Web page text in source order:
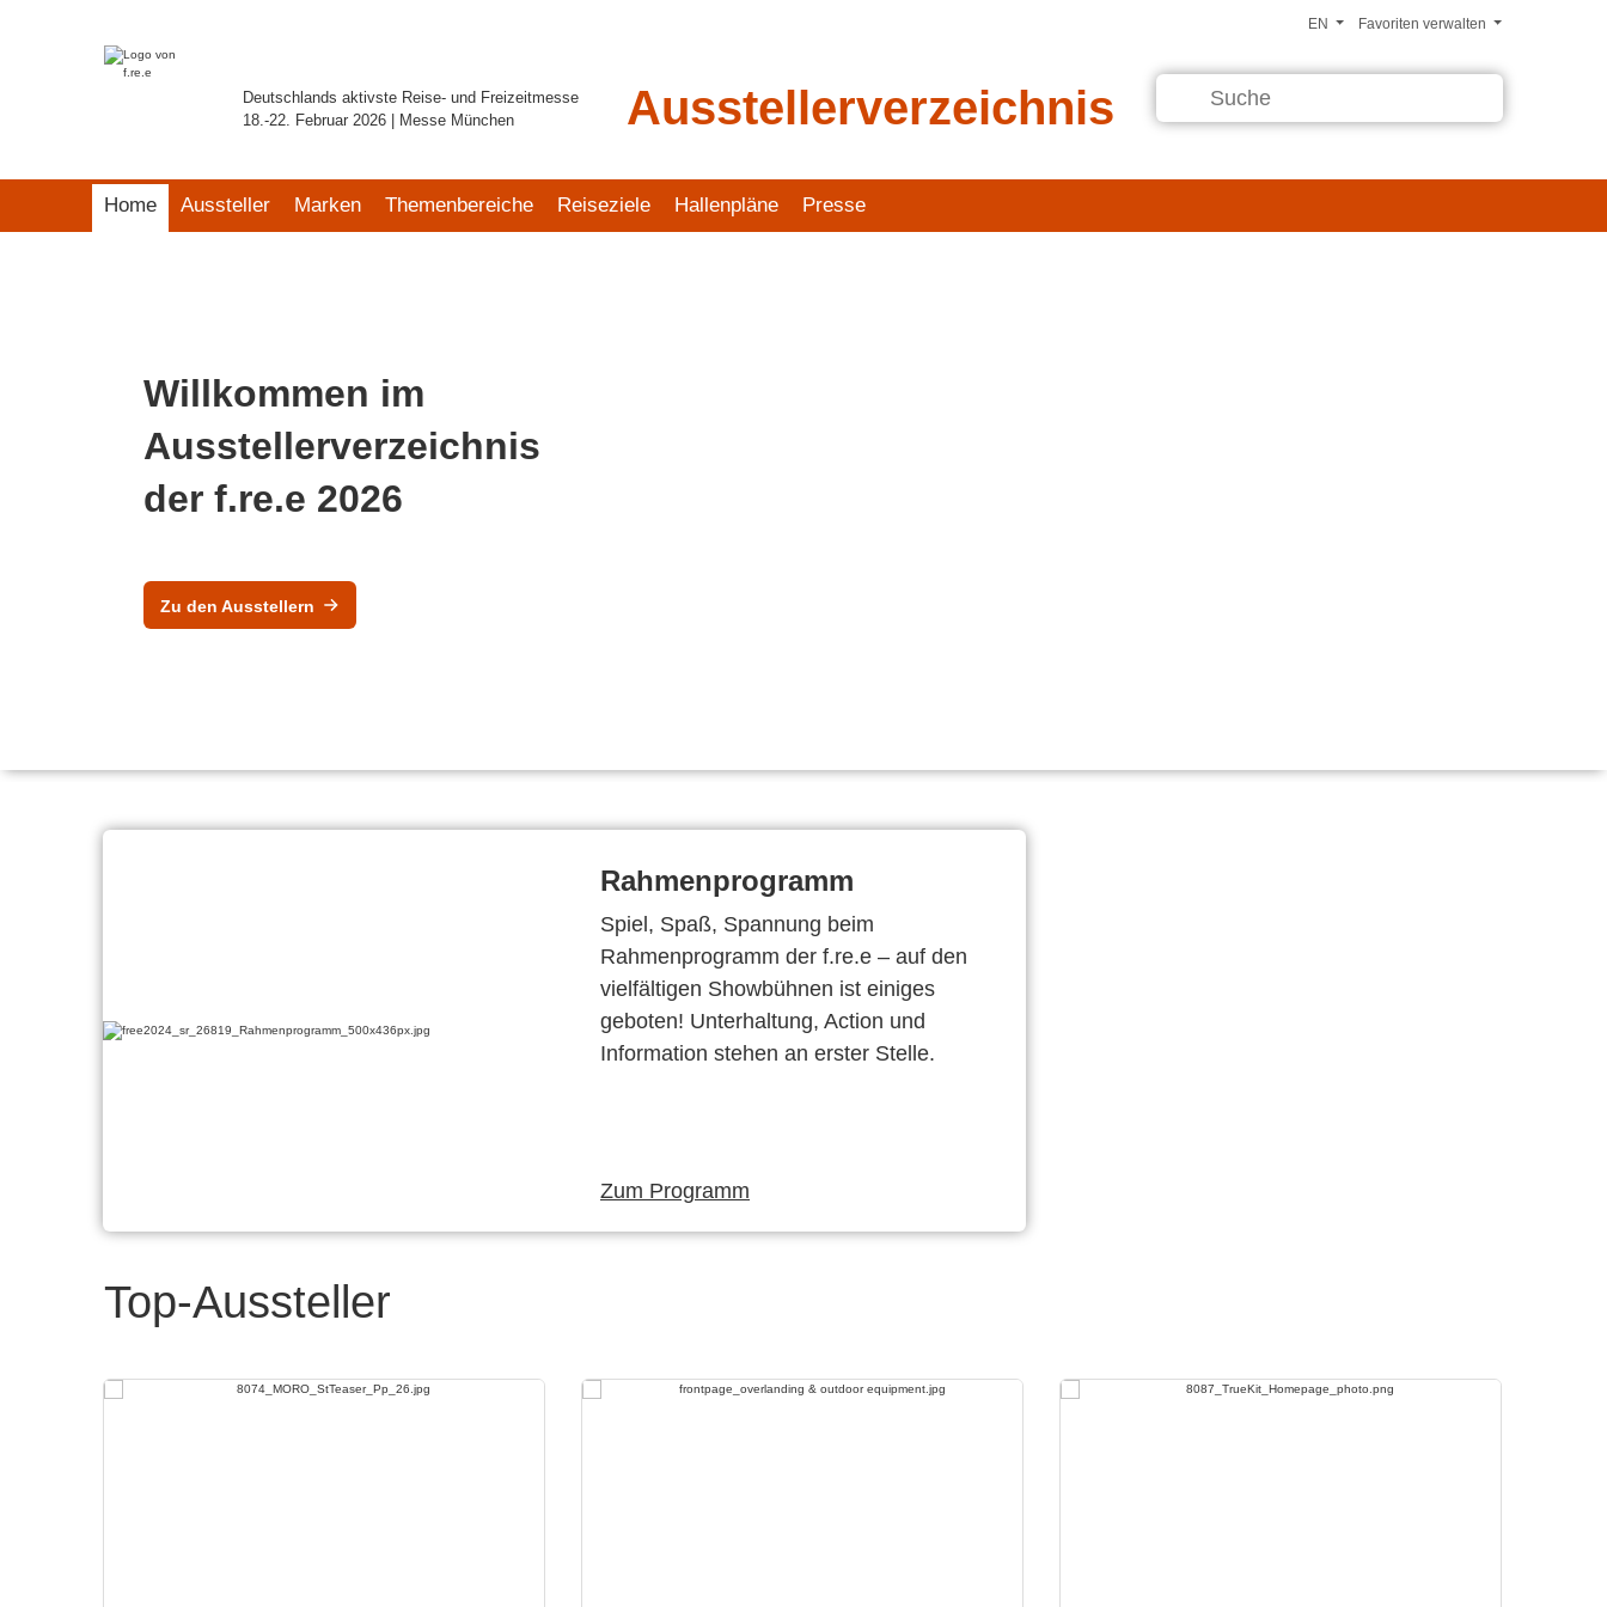
Deutschlands aktivste Reise- und Freizeitmesse
18.-22. Februar 2026 | Messe München
Ausstellerverzeichnis
Favoriten verwalten
EN
Home Aussteller Marken Themenbereiche Reiseziele Hallenpläne Presse
Willkommen im
Ausstellerverzeichnis
der f.re.e 2026
Zu den Ausstellern
Rahmenprogramm
Spiel, Spaß, Spannung beim
Rahmenprogramm der f.re.e – auf den
vielfältigen Showbühnen ist einiges
geboten! Unterhaltung, Action und
Information stehen an erster Stelle.
Zum Programm
Top-Aussteller